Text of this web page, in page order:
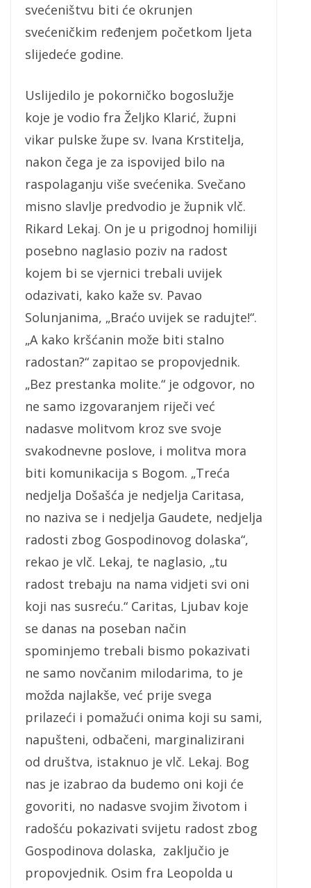
svećeništvu biti će okrunjen
svećeničkim ređenjem početkom ljeta
slijedeće godine.
Uslijedilo je pokorničko bogoslužje
koje je vodio fra Željko Klarić, župni
vikar pulske župe sv. Ivana Krstitelja,
nakon čega je za ispovijed bilo na
raspolaganju više svećenika. Svečano
misno slavlje predvodio je župnik vlč.
Rikard Lekaj. On je u prigodnoj homiliji
posebno naglasio poziv na radost
kojem bi se vjernici trebali uvijek
odazivati, kako kaže sv. Pavao
Solunjanima, „Braćo uvijek se radujte!“.
„A kako kršćanin može biti stalno
radostan?“ zapitao se propovjednik.
„Bez prestanka molite.“ je odgovor, no
ne samo izgovaranjem riječi već
nadasve molitvom kroz sve svoje
svakodnevne poslove, i molitva mora
biti komunikacija s Bogom. „Treća
nedjelja Došašća je nedjelja Caritasa,
no naziva se i nedjelja Gaudete, nedjelja
radosti zbog Gospodinovog dolaska“,
rekao je vlč. Lekaj, te naglasio, „tu
radost trebaju na nama vidjeti svi oni
koji nas susreću.“ Caritas, Ljubav koje
se danas na poseban način
spominjemo trebali bismo pokazivati
ne samo novčanim milodarima, to je
možda najlakše, već prije svega
prilazeći i pomažući onima koji su sami,
napušteni, odbačeni, marginalizirani
od društva, istaknuo je vlč. Lekaj. Bog
nas je izabrao da budemo oni koji će
govoriti, no nadasve svojim životom i
radošću pokazivati svijetu radost zbog
Gospodinova dolaska, zaključio je
propovjednik. Osim fra Leopolda u